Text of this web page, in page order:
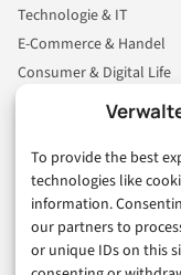
To provide the best
technologies like
information.
our partners to
or unique IDs on this
Technologie & IT
E-Commerce & Handel
Consumer & Digital Life
Business & Karriere
Sicherheit & Recht
Digitalisierung
Marketing